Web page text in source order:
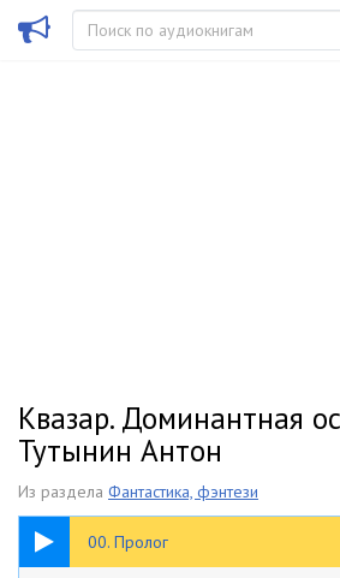
Квазар. Доминантная
Тутынин Антон
Из раздела Фантастика, фэнтези
00. Пролог
12:01